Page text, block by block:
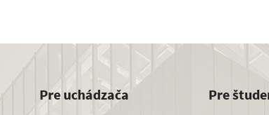
Pre uchádzača Pre